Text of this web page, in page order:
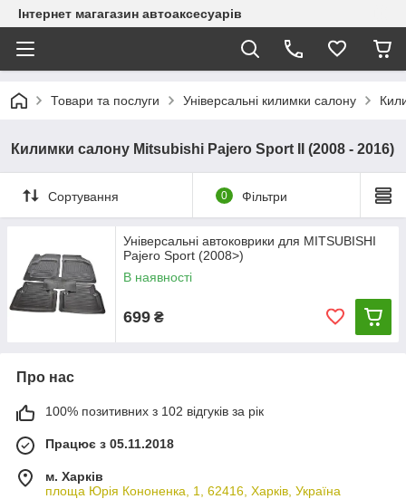
Інтернет магагазин автоаксесуарів
Товари та послуги Універсальні килимки салону
Килимки салону Mitsubishi Pajero Sport II (2008 - 2016)
Сортування 0 Фільтри
Універсальні автоковрики для MITSUBISHI
Pajero Sport (2008>)
В наявності
699 ₴
Про нас
100% позитивних з 102 відгуків за рік
Працює з 05.11.2018
м. Харків
площа Юрія Кононенка, 1, 62416, Харків, Україна